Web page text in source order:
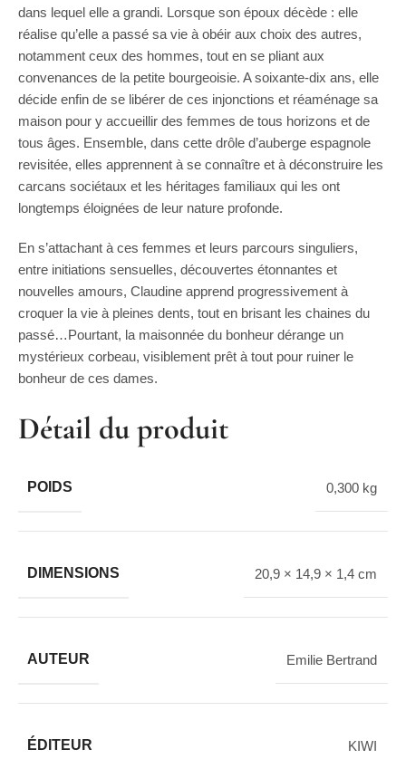
Détail du produit
POIDS 0,300 kg
DIMENSIONS 20,9 × 14,9 × 1,4 cm
AUTEUR Emilie Bertrand
ÉDITEUR KIWI
dans lequel elle a grandi. Lorsque son époux décède : elle
réalise qu’elle a passé sa vie à obéir aux choix des autres,
notamment ceux des hommes, tout en se pliant aux
convenances de la petite bourgeoisie. A soixante-dix ans, elle
décide enfin de se libérer de ces injonctions et réaménage sa
maison pour y accueillir des femmes de tous horizons et de
tous âges. Ensemble, dans cette drôle d’auberge espagnole
revisitée, elles apprennent à se connaître et à déconstruire les
carcans sociétaux et les héritages familiaux qui les ont
longtemps éloignées de leur nature profonde.
En s’attachant à ces femmes et leurs parcours singuliers,
entre initiations sensuelles, découvertes étonnantes et
nouvelles amours, Claudine apprend progressivement à
croquer la vie à pleines dents, tout en brisant les chaines du
passé…Pourtant, la maisonnée du bonheur dérange un
mystérieux corbeau, visiblement prêt à tout pour ruiner le
bonheur de ces dames.